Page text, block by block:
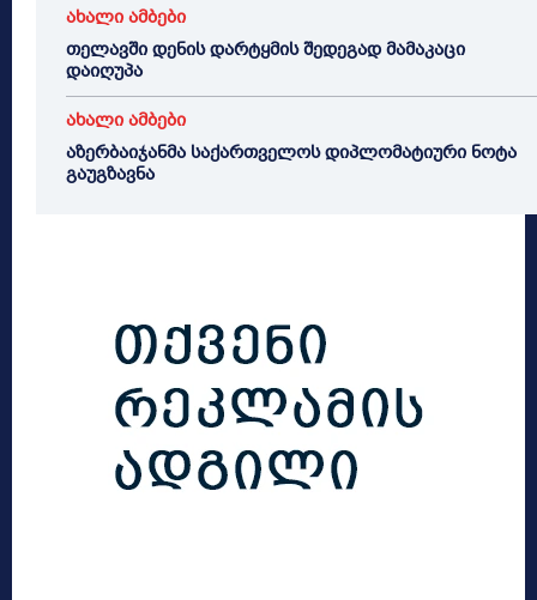
ახალი ამბები
თელავში დენის დარტყმის შედეგად მამაკაცი
დაიღუპა
ახალი ამბები
აზერბაიჯანმა საქართველოს დიპლომატიური ნოტა
გაუგზავნა